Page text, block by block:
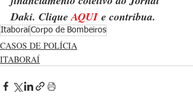
Daki. Clique AQUI e contribua.
ItaboraíCorpo de Bombeiros
CASOS DE POLÍCIA
ITABORAÍ